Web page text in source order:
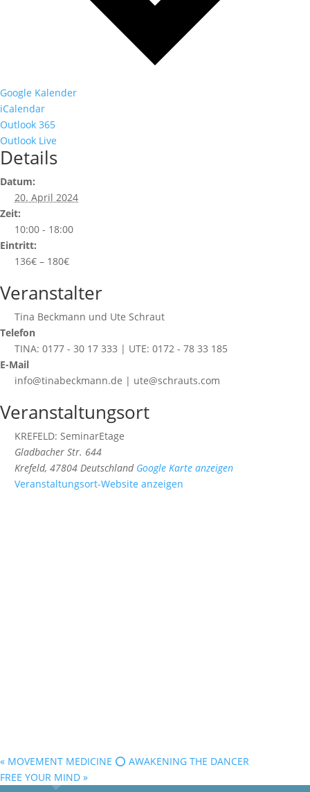
Google Kalender
iCalendar
Outlook 365
Outlook Live
Details
Datum:
20. April 2024
Zeit:
10:00 - 18:00
Eintritt:
136€ – 180€
Veranstalter
Tina Beckmann und Ute Schraut
Telefon
TINA: 0177 - 30 17 333 | UTE: 0172 - 78 33 185
E-Mail
info@tinabeckmann.de | ute@schrauts.com
Veranstaltungsort
KREFELD: SeminarEtage
Gladbacher Str. 644
Krefeld, 47804 Deutschland Google Karte anzeigen
Veranstaltungsort-Website anzeigen
« MOVEMENT MEDICINE ⭕️ AWAKENING THE DANCER
FREE YOUR MIND »